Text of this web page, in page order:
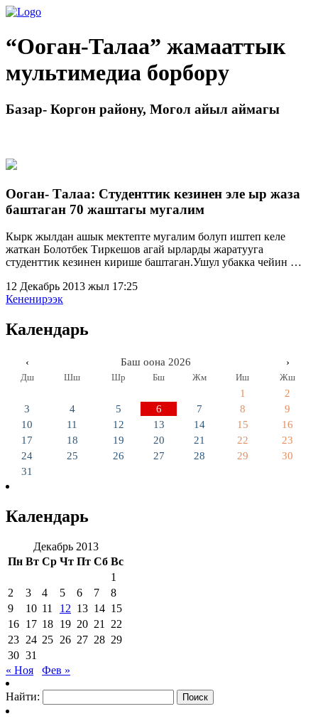
“Ооган-Талаа” жамааттык
мультимедиа борбору
Базар- Коргон району, Могол айыл аймагы
Ооган- Талаа: Студенттик кезинен эле ыр жаза
баштаган 70 жаштагы мугалим
Кырк жылдан ашык мектепте мугалим болуп иштеп келе
жаткан Болотбек Тиркешов агай ырларды жаратууга
студенттик кезинен кирише баштаган.Ушул убакка чейин …
12 Декабрь 2013 жыл 17:25
Кененирээк
Календарь
‹ Баш оона 2026 ›
Дш Шш Шр Бш Жм Иш Жш
1
2
3
4 5 6 7 8
9
10
11 12 13 14 15
16
17
18 19 20 21 22
23
24
25 26 27 28 29
30
31
Календарь
Декабрь 2013
Пн Вт Ср Чт Пт Сб Вс
1
2
3 4 5 6 7
8
9
10 11 12 13 14 15
16 17 18 19 20 21
22
23 24 25 26 27 28 29
30 31
« Ноя
Фев »
Найти: